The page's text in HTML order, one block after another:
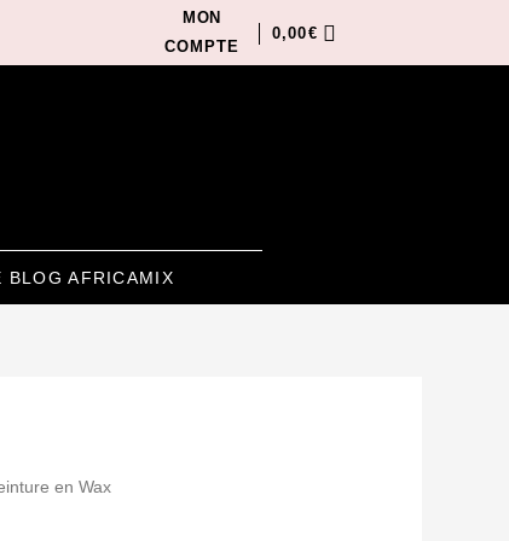
MON
COMPTE
0,00€
BLOG AFRICAMIX
en Wax